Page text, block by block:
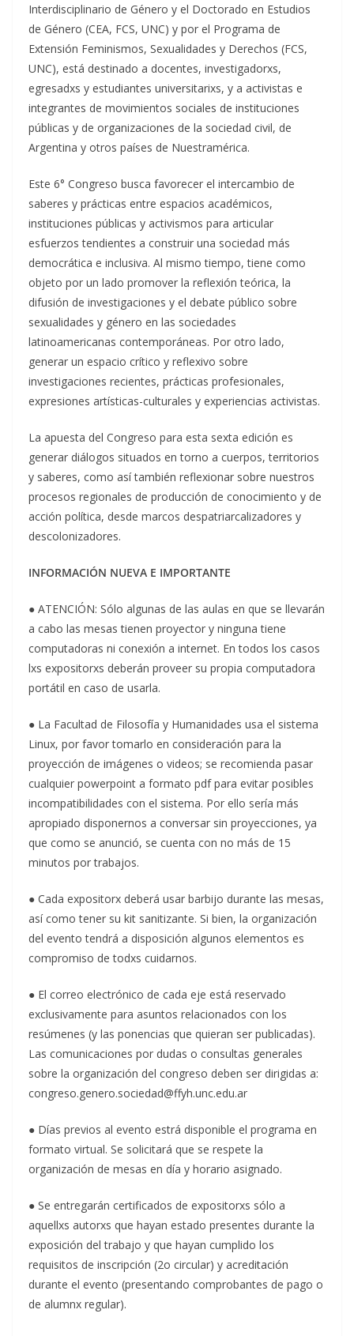
Interdisciplinario de Género y el Doctorado en Estudios
de Género (CEA, FCS, UNC) y por el Programa de
Extensión Feminismos, Sexualidades y Derechos (FCS,
UNC), está destinado a docentes, investigadorxs,
egresadxs y estudiantes universitarixs, y a activistas e
integrantes de movimientos sociales de instituciones
públicas y de organizaciones de la sociedad civil, de
Argentina y otros países de Nuestramérica.
Este 6° Congreso busca favorecer el intercambio de
saberes y prácticas entre espacios académicos,
instituciones públicas y activismos para articular
esfuerzos tendientes a construir una sociedad más
democrática e inclusiva. Al mismo tiempo, tiene como
objeto por un lado promover la reflexión teórica, la
difusión de investigaciones y el debate público sobre
sexualidades y género en las sociedades
latinoamericanas contemporáneas. Por otro lado,
generar un espacio crítico y reflexivo sobre
investigaciones recientes, prácticas profesionales,
expresiones artísticas-culturales y experiencias activistas.
La apuesta del Congreso para esta sexta edición es
generar diálogos situados en torno a cuerpos, territorios
y saberes, como así también reflexionar sobre nuestros
procesos regionales de producción de conocimiento y de
acción política, desde marcos despatriarcalizadores y
descolonizadores.
INFORMACIÓN NUEVA E IMPORTANTE
● ATENCIÓN: Sólo algunas de las aulas en que se llevarán
a cabo las mesas tienen proyector y ninguna tiene
computadoras ni conexión a internet. En todos los casos
lxs expositorxs deberán proveer su propia computadora
portátil en caso de usarla.
● La Facultad de Filosofía y Humanidades usa el sistema
Linux, por favor tomarlo en consideración para la
proyección de imágenes o videos; se recomienda pasar
cualquier powerpoint a formato pdf para evitar posibles
incompatibilidades con el sistema. Por ello sería más
apropiado disponernos a conversar sin proyecciones, ya
que como se anunció, se cuenta con no más de 15
minutos por trabajos.
● Cada expositorx deberá usar barbijo durante las mesas,
así como tener su kit sanitizante. Si bien, la organización
del evento tendrá a disposición algunos elementos es
compromiso de todxs cuidarnos.
● El correo electrónico de cada eje está reservado
exclusivamente para asuntos relacionados con los
resúmenes (y las ponencias que quieran ser publicadas).
Las comunicaciones por dudas o consultas generales
sobre la organización del congreso deben ser dirigidas a:
congreso.genero.sociedad@ffyh.unc.edu.ar
● Días previos al evento estrá disponible el programa en
formato virtual. Se solicitará que se respete la
organización de mesas en día y horario asignado.
● Se entregarán certificados de expositorxs sólo a
aquellxs autorxs que hayan estado presentes durante la
exposición del trabajo y que hayan cumplido los
requisitos de inscripción (2o circular) y acreditación
durante el evento (presentando comprobantes de pago o
de alumnx regular).